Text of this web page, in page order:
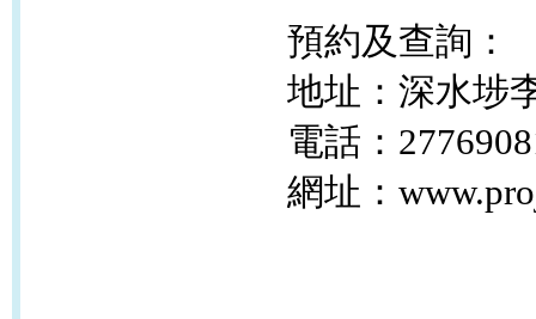
預約及查詢：
地址：深水埗
電話：
網址：